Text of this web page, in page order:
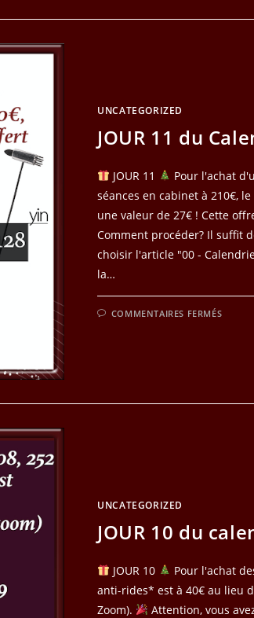
UNCATEGORIZED
JOUR 11 du
JOUR 11
Pour l'achat
séances en cabinet à 210€,
une valeur de 27€ ! Cette
Comment procéder? Il suffit
choisir l'article "00 -
la…
COMMENTAIRES FERMÉSSUR
UNCATEGORIZED
JOUR 10 du
JOUR 10
Pour l'achat
anti-rides* est à 40€ au lieu
Zoom).
Attention, vous